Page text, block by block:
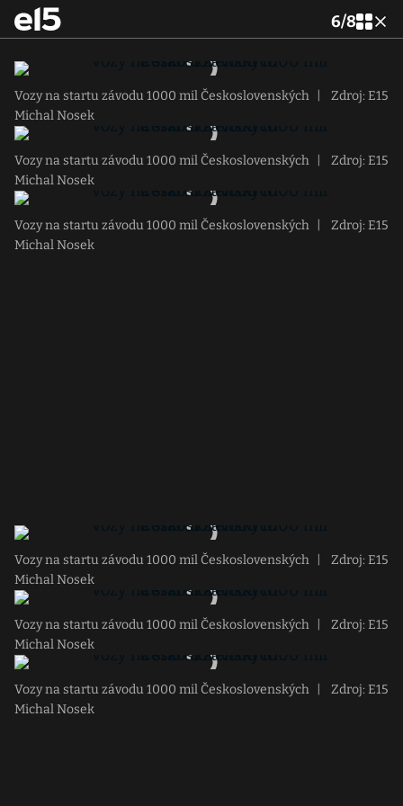
6/8
Vozy na startu závodu 1000 mil Československých
Zdroj: E15
Michal Nosek
Vozy na startu závodu 1000 mil Československých
Zdroj: E15
Michal Nosek
Vozy na startu závodu 1000 mil Československých
Zdroj: E15
Michal Nosek
Vozy na startu závodu 1000 mil Československých
Zdroj: E15
Michal Nosek
Vozy na startu závodu 1000 mil Československých
Zdroj: E15
Michal Nosek
Vozy na startu závodu 1000 mil Československých
Zdroj: E15
Michal Nosek